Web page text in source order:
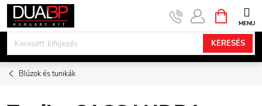
Ugrás
KERESÉS
KOSÁR
Blúzok és tunikák